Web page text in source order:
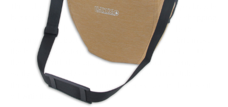
This ochre brown stylish and functional Lynx Hayes bicycle
bag is ideal for commuting, but also just for daily shopping
or on a cycling holiday. The pannier is made of hard-
wearing and robust 600D TPU polyester, this fabric makes
the bag 100% waterproof, and flexible and it feels soft to
the touch. With the adjustable quick-mount system, you
easily and securely attach the bag to the carrier (tube
thickness from Ø 8 to 16 mm), where you can also take it
off with the same ease.